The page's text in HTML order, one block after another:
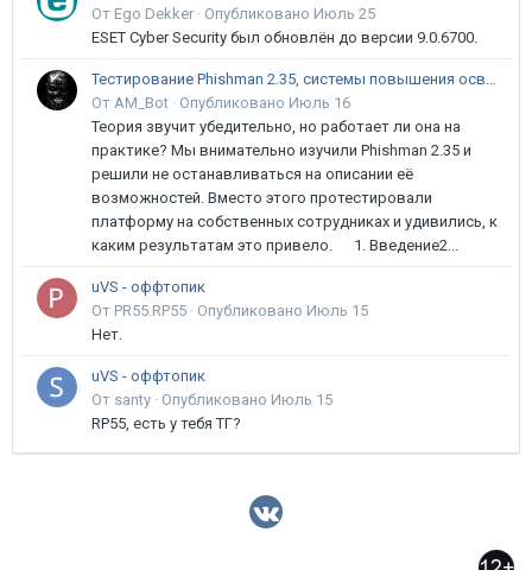
От Ego Dekker · Опубликовано Июль 25
ESET Cyber Security был обновлён до версии 9.0.6700.
Тестирование Phishman 2.35, системы повышения осведомлённости пользователей в сфере ИБ
От AM_Bot · Опубликовано Июль 16
Теория звучит убедительно, но работает ли она на
практике? Мы внимательно изучили Phishman 2.35 и
решили не останавливаться на описании её
возможностей. Вместо этого протестировали
платформу на собственных сотрудниках и удивились, к
каким результатам это привело. 1. Введение2...
uVS - оффтопик
От PR55.RP55 · Опубликовано Июль 15
Нет.
uVS - оффтопик
От santy · Опубликовано Июль 15
RP55, есть у тебя ТГ?